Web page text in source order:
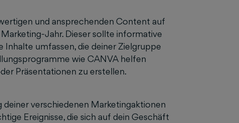
und ansprechenden Content auf
Jahr. Dieser sollte informative
umfassen, die deiner Zielgruppe
wie CANVA helfen
Präsentationen zu erstellen.
verschiedenen Marketingaktionen
Ereignisse, die sich auf dein Geschäft